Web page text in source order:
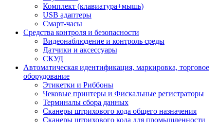
Комплект (клавиатура+мышь)
USB адаптеры
Смарт-часы
Средства контроля и безопасности
Видеонаблюдение и контроль среды
Датчики и аксессуары
СКУД
Автоматическая идентификация, маркировка, торговое
оборудование
Этикетки и Риббоны
Чековые принтеры и Фискальные регистраторы
Терминалы сбора данных
Сканеры штрихового кода общего назначения
Сканеры штрихового кода для промышленности